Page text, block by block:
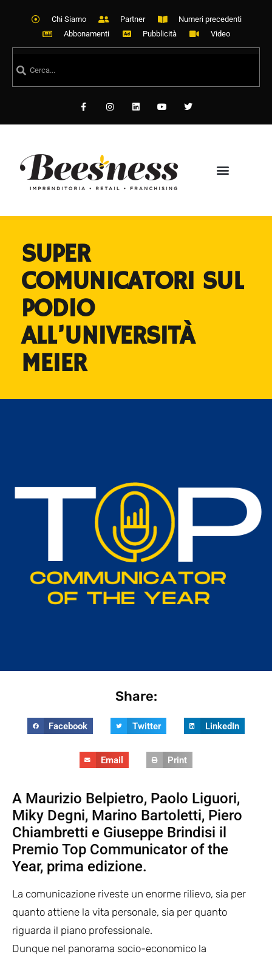
Chi Siamo Partner
Numeri precedenti
Abbonamenti
Pubblicità Video
SUPER
COMUNICATORI SUL
PODIO
ALL’UNIVERSITÀ
MEIER
Share:
Facebook Twitter LinkedIn
Email Print
A Maurizio Belpietro, Paolo Liguori,
Miky Degni, Marino Bartoletti, Piero
Chiambretti e Giuseppe Brindisi il
Premio Top Communicator of the
Year, prima edizione.
La comunicazione riveste un enorme rilievo, sia per
quanto attiene la vita personale, sia per quanto
riguarda il piano professionale.
Dunque nel panorama socio-economico la